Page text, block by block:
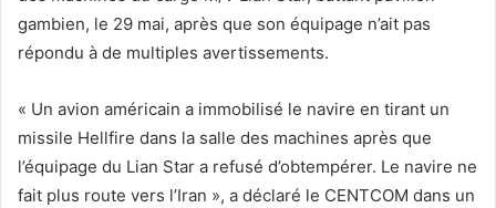
gambien, le 29 mai, après que son équipage n’ait pas
répondu à de multiples avertissements.
« Un avion américain a immobilisé le navire en tirant un
missile Hellfire dans la salle des machines après que
l’équipage du Lian Star a refusé d’obtempérer. Le navire ne
fait plus route vers l’Iran », a déclaré le CENTCOM dans un